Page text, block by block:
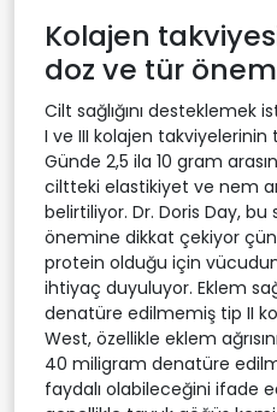
Kolajen
doz ve tür
Cilt sağlığını desteklemek
I ve III kolajen
Günde 2,5 ila 10 gram
ciltteki elastikiyet ve nem
belirtiliyor. Dr. Doris Day,
önemine dikkat çekiyor
protein olduğu için
ihtiyaç duyuluyor. Eklem
denatüre edilmemiş tip II
West, özellikle eklem
40 miligram denatüre
faydalı olabileceğini ifade